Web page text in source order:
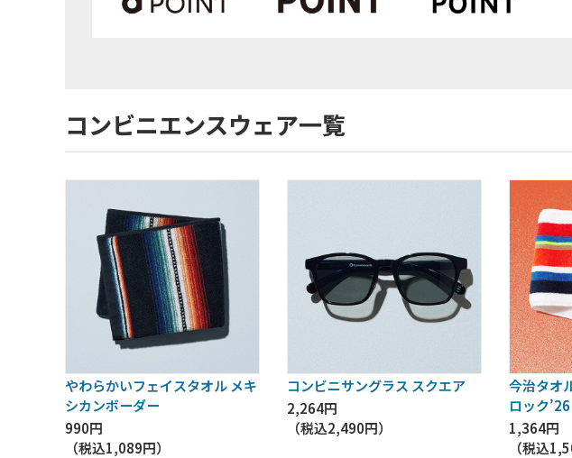
コンビニエンスウェア一覧
やわらかいフェイスタオル メキ
シカンボーダー
990円
（税込1,089円）
コンビニサングラス スクエア
2,264円
（税込2,490円）
今治タオ
ロック’26
1,364円
（税込